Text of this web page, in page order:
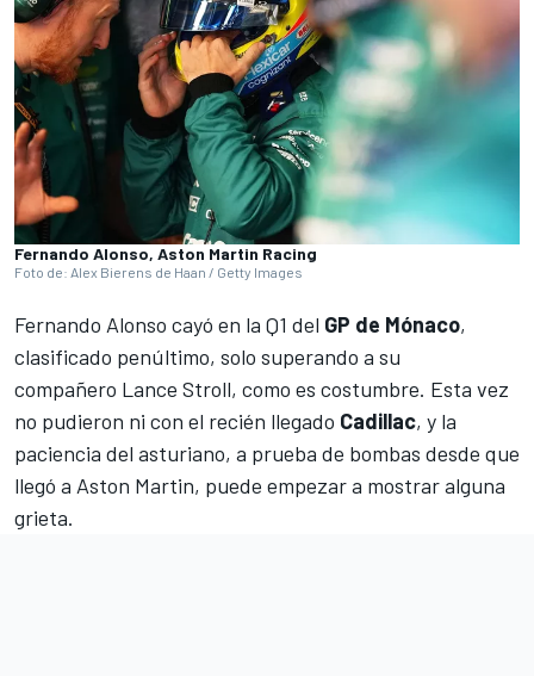
Fernando Alonso, Aston Martin Racing
Foto de: Alex Bierens de Haan / Getty Images
Fernando Alonso cayó en la Q1 del GP de Mónaco,
clasificado penúltimo, solo superando a su
compañero Lance Stroll, como es costumbre. Esta vez
no pudieron ni con el recién llegado Cadillac, y la
paciencia del asturiano, a prueba de bombas desde que
llegó a Aston Martin, puede empezar a mostrar alguna
grieta.